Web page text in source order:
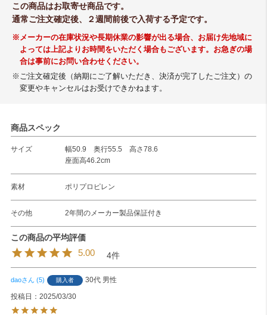
この商品はお取寄せ商品です。
通常ご注文確定後、２週間前後で入荷する予定です。
※メーカーの在庫状況や長期休業の影響が出る場合、お届け先地域に
よっては上記よりお時間をいただく場合もございます。お急ぎの場
合は事前にお問い合わせください。
※ご注文確定後（納期にご了解いただき、決済が完了したご注文）の
変更やキャンセルはお受けできかねます。
商品スペック
サイズ
幅50.9 奥行55.5 高さ78.6
座面高46.2cm
素材 ポリプロピレン
その他 2年間のメーカー製品保証付き
5.00 4
dao 5 購入者 30代 男性
投稿日
2025/03/30